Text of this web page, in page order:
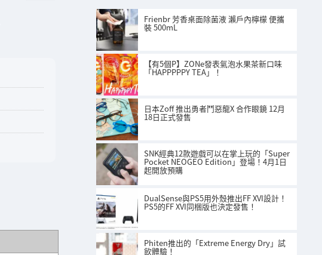
Frienbr 芳香桌面除菌液 瀨戶內檸檬 便攜
裝 500mL
【有5個P】ZONe發表氣泡水果茶新口味
「HAPPPPPY TEA」！
日本Zoff 推出勇者鬥惡龍X 合作眼鏡 12月
18日正式發售
SNK經典12款遊戲可以在掌上玩的「Super
Pocket NEOGEO Edition」登場！4月1日
起開放預購
DualSense與PS5用外殼推出FF XVI設計！
PS5的FF XVI同梱版也決定發售！
Phiten推出的「Extreme Energy Dry」試
飲體驗！